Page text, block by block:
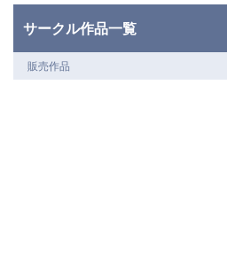
サークル作品一覧
販売作品